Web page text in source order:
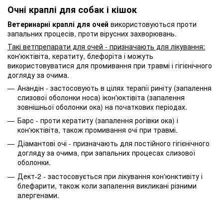
Очні краплі для собак і кішок
Ветеринарні краплі для очей використовуються проти
запальних процесів, проти вірусних захворювань.
Такі ветпрепарати для очей - призначають для лікування:
кон'юктівіта, кератиту, блефоріта і можуть
використовуватися для промивання при травмі і гігієнічного
догляду за очима.
Анандін - застосовують в цілях терапії риніту (запалення
слизової оболонки носа) ікон'юктівіта (запалення
зовнішньої оболонки ока) на початкових періодах.
Барс - проти кератиту (запалення рогівки ока) і
кон'юктівіта, також промивання очі при травмі.
Діамантові очі - призначають для постійного гігієнічного
догляду за очима, при запальних процесах слизової
оболонки.
Дект-2 - застосовується при лікування кон'юнктивіту і
блефарити, також коли запалення викликані різними
алергенами.